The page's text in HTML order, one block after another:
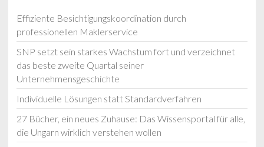
Effiziente Besichtigungskoordination durch
professionellen Maklerservice
SNP setzt sein starkes Wachstum fort und verzeichnet
das beste zweite Quartal seiner
Unternehmensgeschichte
Individuelle Lösungen statt Standardverfahren
27 Bücher, ein neues Zuhause: Das Wissensportal für alle,
die Ungarn wirklich verstehen wollen